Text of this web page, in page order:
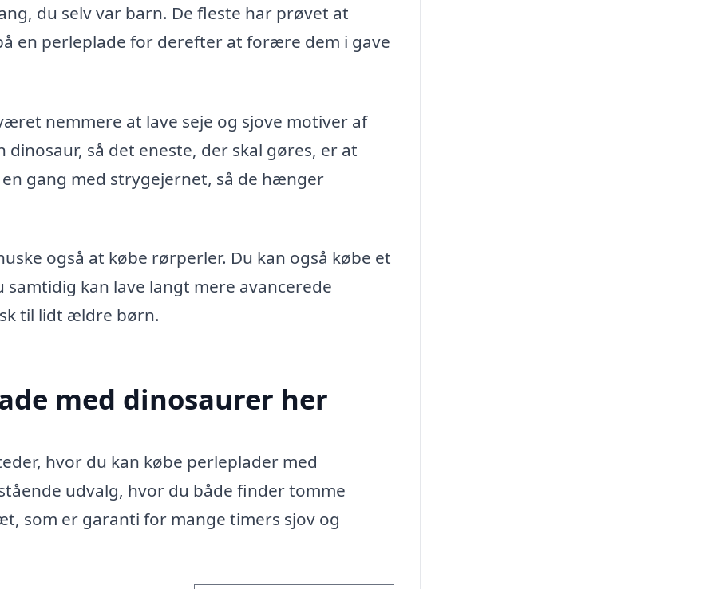
du selv var barn. De fleste har prøvet at
en perleplade for derefter at forære dem i gave
nemmere at lave seje og sjove motiver af
så det eneste, der skal gøres, er at
gang med strygejernet, så de hænger
også at købe rørperler. Du kan også købe et
kan lave langt mere avancerede
til lidt ældre børn.
med dinosaurer her
hvor du kan købe perleplader med
udvalg, hvor du både finder tomme
som er garanti for mange timers sjov og